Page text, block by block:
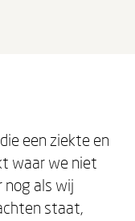
een ziekte en
waar we niet
nog als wij
staat,